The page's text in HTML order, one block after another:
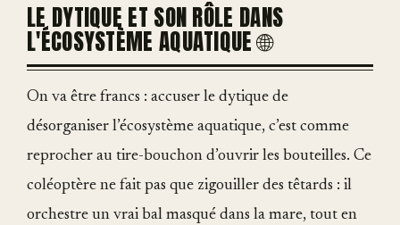
LE DYTIQUE ET SON RÔLE DANS
L'ÉCOSYSTÈME AQUATIQUE 🌐
On va être francs : accuser le dytique de
désorganiser l’écosystème aquatique, c’est comme
reprocher au tire-bouchon d’ouvrir les bouteilles. Ce
coléoptère ne fait pas que zigouiller des têtards : il
orchestre un vrai bal masqué dans la mare, tout en